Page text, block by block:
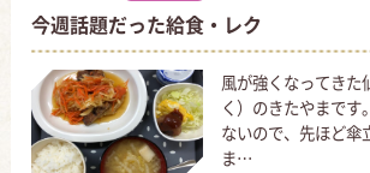
今週話題だった給食・レク
風が強くなってきた
く）のきたやまです
ないので、先ほど傘
ま…